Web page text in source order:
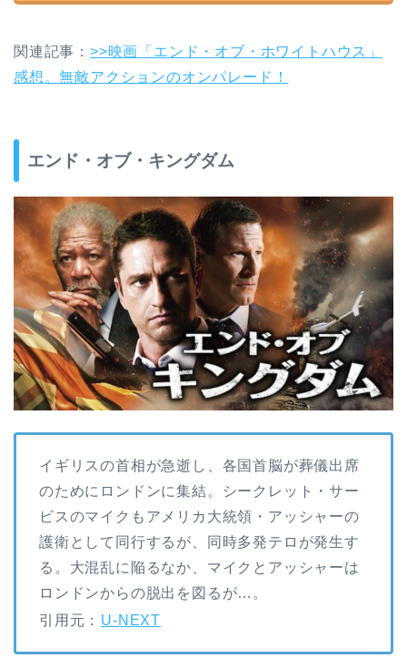
関連記事： >>映画「エンド・オブ・ホワイトハウス」
感想。無敵アクションのオンパレード！
エンド・オブ・キングダム
イギリスの首相が急逝し、各国首脳が葬儀出席
のためにロンドンに集結。シークレット・サー
ビスのマイクもアメリカ大統領・アッシャーの
護衛として同行するが、同時多発テロが発生す
る。大混乱に陥るなか、マイクとアッシャーは
ロンドンからの脱出を図るが…。
引用元： U-NEXT